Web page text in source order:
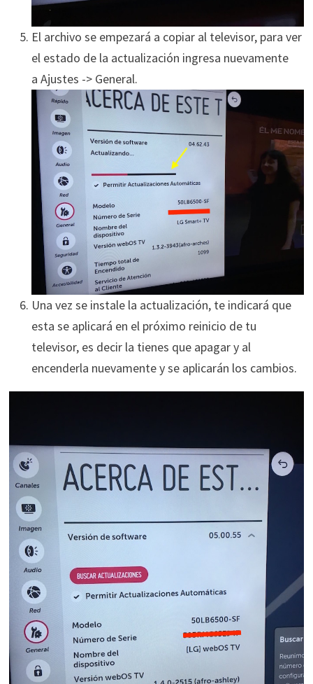
El archivo se empezará a copiar al televisor, para ver
el estado de la actualización ingresa nuevamente
a Ajustes -> General.
Una vez se instale la actualización, te indicará que
esta se aplicará en el próximo reinicio de tu
televisor, es decir la tienes que apagar y al
encenderla nuevamente y se aplicarán los cambios.